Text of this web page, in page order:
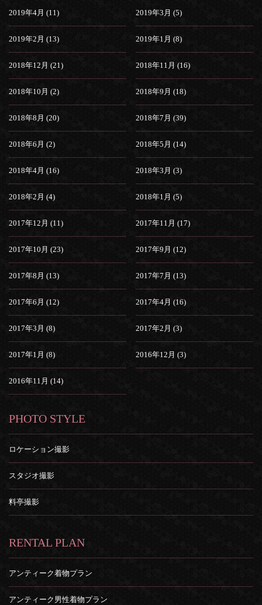
2019年4月 (11) 2019年3月 (5)
2019年2月 (13) 2019年1月 (8)
2018年12月 (21) 2018年11月 (16)
2018年10月 (2) 2018年9月 (18)
2018年8月 (20) 2018年7月 (39)
2018年6月 (2) 2018年5月 (14)
2018年4月 (16) 2018年3月 (3)
2018年2月 (4) 2018年1月 (5)
2017年12月 (11) 2017年11月 (17)
2017年10月 (23) 2017年9月 (12)
2017年8月 (13) 2017年7月 (13)
2017年6月 (12) 2017年4月 (16)
2017年3月 (8) 2017年2月 (3)
2017年1月 (8) 2016年12月 (3)
2016年11月 (14)
PHOTO STYLE
ロケーション撮影
スタジオ撮影
料亭撮影
RENTAL PLAN
アンティーク着物プラン
アンティーク男性着物プラン